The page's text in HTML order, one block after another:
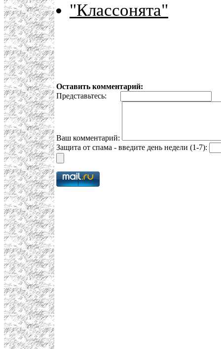
"Классонята"
Оставить комментарий:
Представьтесь:
Ваш комментарий:
Защита от спама - введите день недели (1-7):